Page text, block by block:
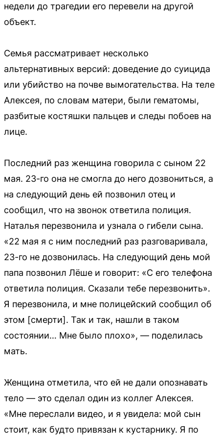
недели до трагедии его перевели на другой
объект.
Семья рассматривает несколько
альтернативных версий: доведение до суицида
или убийство на почве вымогательства. На теле
Алексея, по словам матери, были гематомы,
разбитые костяшки пальцев и следы побоев на
лице.
Последний раз женщина говорила с сыном 22
мая. 23-го она не смогла до него дозвониться, а
на следующий день ей позвонил отец и
сообщил, что на звонок ответила полиция.
Наталья перезвонила и узнала о гибели сына.
«22 мая я с ним последний раз разговаривала,
23-го не дозвонилась. На следующий день мой
папа позвонил Лёше и говорит: «С его телефона
ответила полиция. Сказали тебе перезвонить».
Я перезвонила, и мне полицейский сообщил об
этом [смерти]. Так и так, нашли в таком
состоянии… Мне было плохо», — поделилась
мать.
Женщина отметила, что ей не дали опознавать
тело — это сделал один из коллег Алексея.
«Мне переслали видео, и я увидела: мой сын
стоит, как будто привязан к кустарнику. Я по